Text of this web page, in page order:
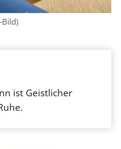
Bild)
ist Geistlicher